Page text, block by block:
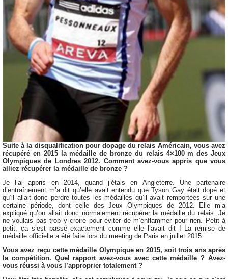
Suite à la disqualification pour dopage du relais Américain, vous avez
récupéré en 2015 la médaille de bronze du relais 4×100 m des Jeux
Olympiques de Londres 2012. Comment avez-vous appris que vous
alliez récupérer la médaille de bronze ?
Je l’ai appris en 2014, quand j’étais en Angleterre. Une partenaire
d’entraînement m’a dit qu’elle avait entendu que Tyson Gay était dopé et
qu’il allait donc perdre toutes les médailles qu’il avait remportées sur une
certaine période, dont celle des Jeux Olympiques de 2012. Elle m’a
expliqué qu’on allait donc normalement récupérer la médaille du relais. Je
ne voulais pas trop y croire pour éviter de m’enflammer pour rien. Petit à
petit, ça s’est passé exactement comme elle l’avait dit ! La remise de
médaille officielle a été faite lors du meeting de Paris en juillet 2015.
Vous avez reçu cette médaille Olympique en 2015, soit trois ans après
la compétition. Quel rapport avez-vous avec cette médaille ? Avez-
vous réussi à vous l’approprier totalement ?